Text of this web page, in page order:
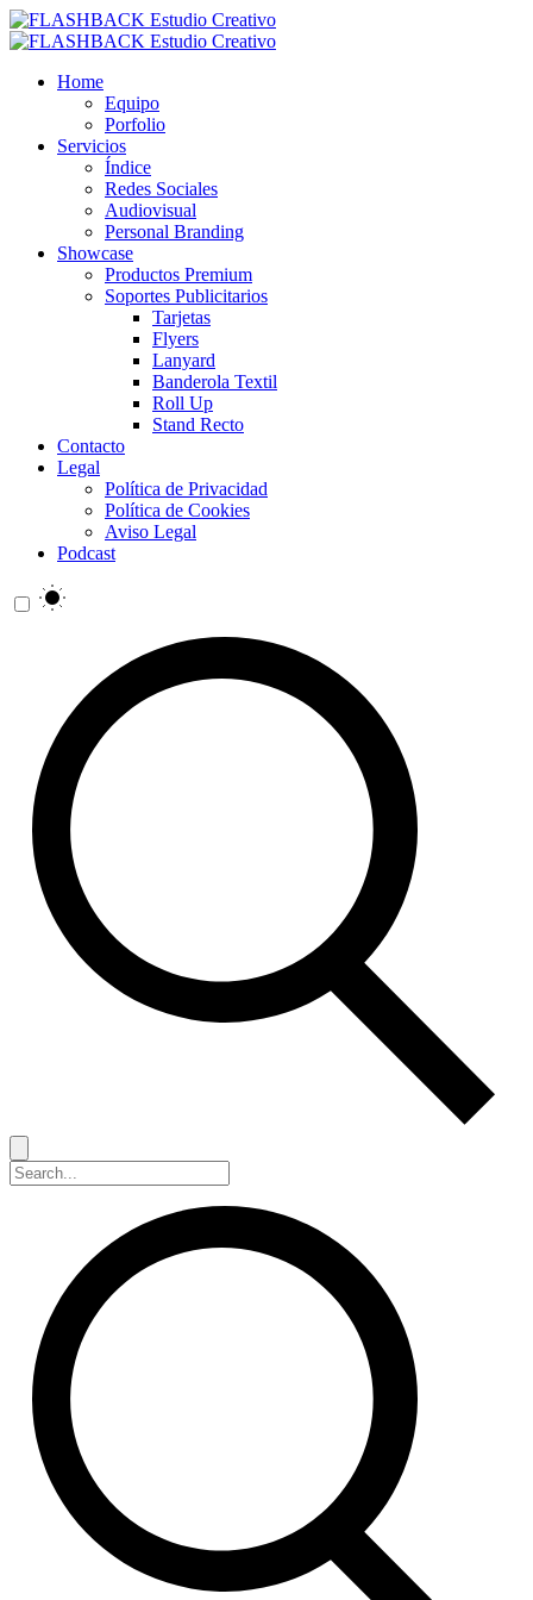
Home
Equipo
Porfolio
Servicios
Índice
Redes Sociales
Audiovisual
Personal Branding
Showcase
Productos Premium
Soportes Publicitarios
Tarjetas
Flyers
Lanyard
Banderola Textil
Roll Up
Stand Recto
Contacto
Legal
Política de Privacidad
Política de Cookies
Aviso Legal
Podcast